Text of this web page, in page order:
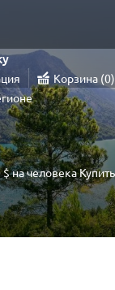
Корзина 0
$на человекаКупить